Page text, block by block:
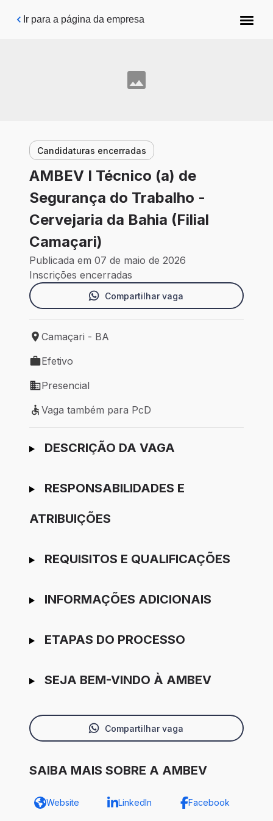
Pular para o conteúdo principal
Ir para a página da empresa
Candidaturas encerradas
AMBEV I Técnico (a) de
Segurança do Trabalho -
Cervejaria da Bahia (Filial
Camaçari)
Publicada em 07 de maio de 2026
Inscrições encerradas
Compartilhar vaga
Local de trabalho: Camaçari - BA
Camaçari - BA
Tipo de vaga: Efetivo
Efetivo
Modelo de trabalho: Presencial
Presencial
Vaga também para PcD
Vaga também para PcD
Ir para candidatura
DESCRIÇÃO DA VAGA
RESPONSABILIDADES E
ATRIBUIÇÕES
REQUISITOS E QUALIFICAÇÕES
INFORMAÇÕES ADICIONAIS
ETAPAS DO PROCESSO
SEJA BEM-VINDO À AMBEV
Compartilhar vaga
SAIBA MAIS SOBRE A AMBEV
Website LinkedIn Facebook